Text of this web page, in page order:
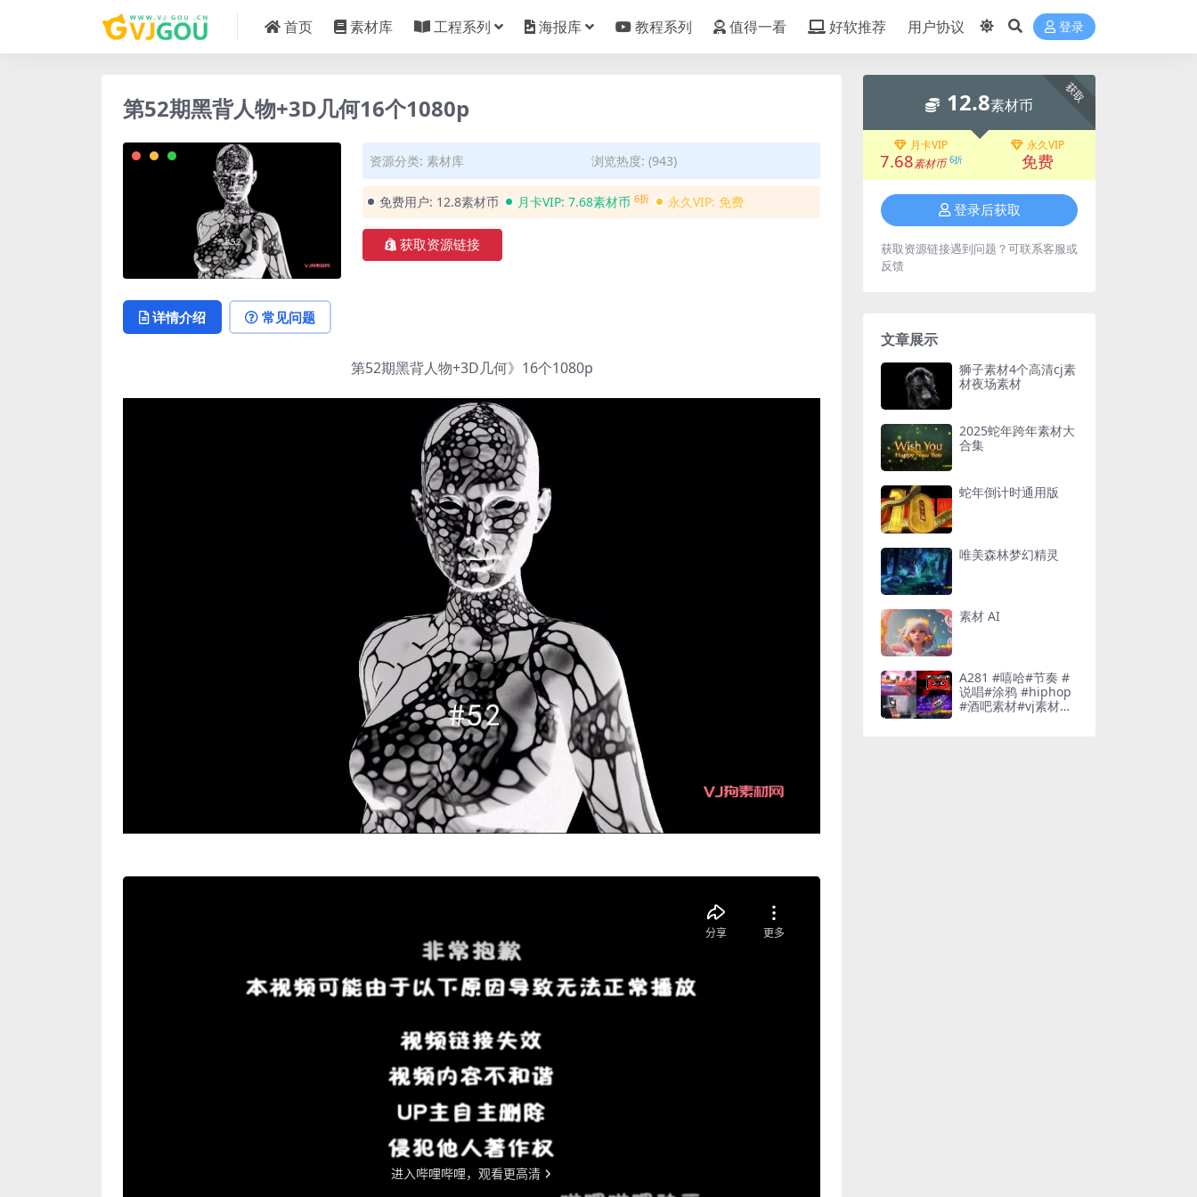
首页 素材库 工程系列 海报库 教程系列 值得一看 好软推荐 用户协议 登录
第52期黑背人物+3D几何16个1080p
资源分类: 素材库 浏览热度: (943)
免费用户: 12.8素材币 月卡VIP: 7.68素材币 6折 永久VIP: 免费
获取资源链接
详情介绍 常见问题
第52期黑背人物+3D几何》16个1080p
获取
12.8素材币
月卡VIP
7.68素材币 6折
永久VIP
免费
登录后获取
获取资源链接遇到问题？可联系客服或
反馈
文章展示
狮子素材4个高清cj素
材夜场素材
2025蛇年跨年素材大
合集
蛇年倒计时通用版
唯美森林梦幻精灵
素材 AI
A281 #嘻哈#节奏 #
说唱#涂鸦 #hiphop
#酒吧素材#vj素材酒